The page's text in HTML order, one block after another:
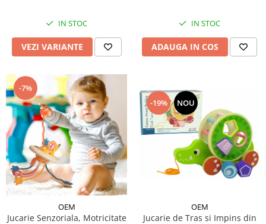
IN STOC
VEZI VARIANTE
IN STOC
ADAUGA IN COS
-7%
OEM
Jucarie Senzoriala, Motricitate
-19% NOU
OEM
Jucarie de Tras si Impins din